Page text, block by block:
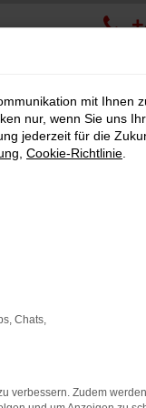
anderen Browser
mit Ihnen
nur, wenn Sie uns
jederzeit für die
Cookie-Richtlinie
Chats,
verbessern. Zudem werden